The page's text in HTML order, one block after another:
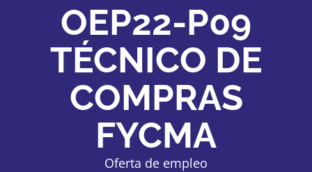
Institucional y Organizativa
Planes y Programas
Compromiso
Datos Financieros
OEP22-P09
TÉCNICO DE
COMPRAS
FYCMA
Oferta de empleo